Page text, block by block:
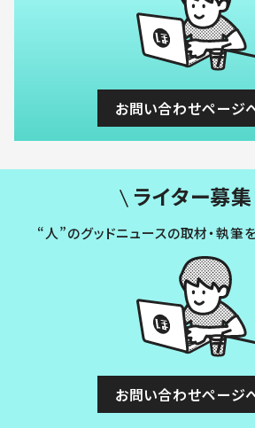
お問い合わせページ
ライター募集
“人”のグッドニュースの取材・執筆
お問い合わせページ